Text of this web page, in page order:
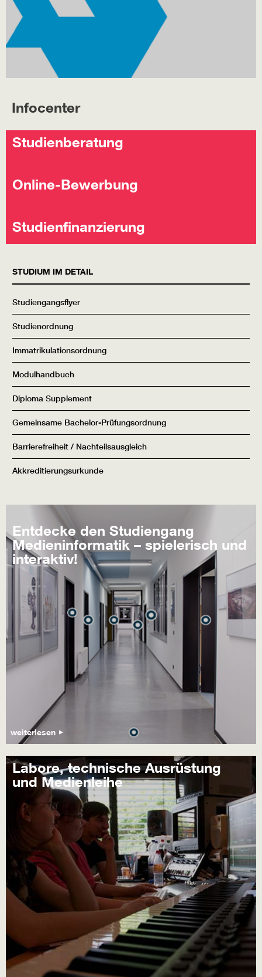
Infocenter
Studienberatung
Online-Bewerbung
Studienfinanzierung
STUDIUM IM DETAIL
Studiengangsflyer
Studienordnung
Immatrikulationsordnung
Modulhandbuch
Diploma Supplement
Gemeinsame Bachelor-Prüfungsordnung
Barrierefreiheit / Nachteilsausgleich
Akkreditierungsurkunde
Entdecke den Studiengang
Medieninformatik – spielerisch und
interaktiv!
weiterlesen
Labore, technische Ausrüstung
und Medienleihe